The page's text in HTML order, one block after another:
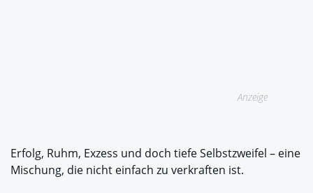
Anzeige
Erfolg, Ruhm, Exzess und doch tiefe Selbstzweifel – eine
Mischung, die nicht einfach zu verkraften ist.